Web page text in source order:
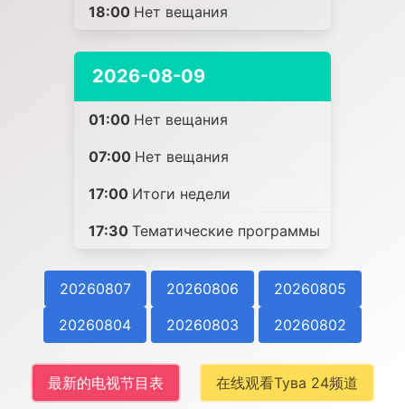
18:00 Нет вещания
2026-08-09
01:00 Нет вещания
07:00 Нет вещания
17:00 Итоги недели
17:30 Тематические программы
20260807 20260806
20260805
20260804
20260803 20260802
最新的电视节目表 在线观看Тува 24频道